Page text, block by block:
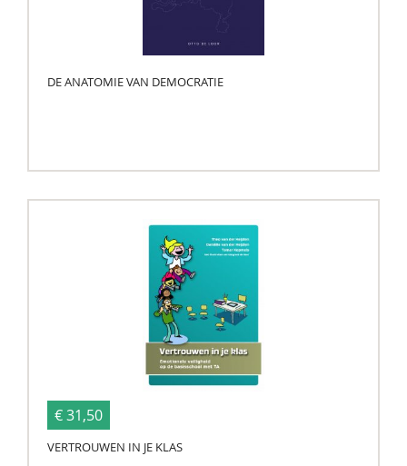
DE ANATOMIE VAN DEMOCRATIE
€ 31,50
VERTROUWEN IN JE KLAS